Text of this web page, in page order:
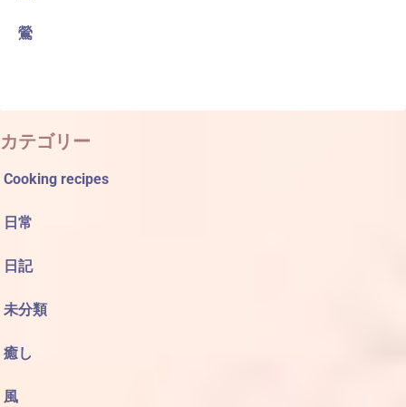
鶯
カテゴリー
Cooking recipes
日常
日記
未分類
癒し
風